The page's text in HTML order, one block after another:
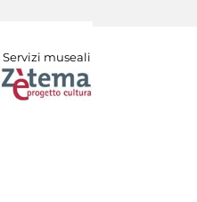
Servizi museali